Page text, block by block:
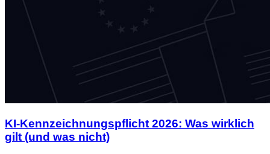
KI-Kennzeichnungspflicht 2026: Was wirklich
gilt (und was nicht)